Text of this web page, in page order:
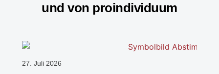
und von proindividuum
27. Juli 2026